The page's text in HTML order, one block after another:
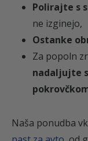
Polirajte s
ne izginejo,
Ostanke
Za popoln
nadaljujte
Naša ponudba